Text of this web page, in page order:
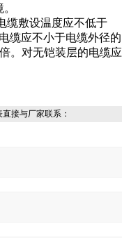
缆敷设温度应不低于
缆应不小于电缆外径的
。对无铠装层的电缆应
接与厂家联系：